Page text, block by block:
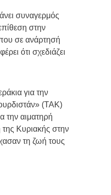
συναγερμός
στην
σε ανάρτησή
ότι σχεδιάζει
για την
(ΤΑΚ)
την αιματηρή
της Κυριακής στην
τη ζωή τους